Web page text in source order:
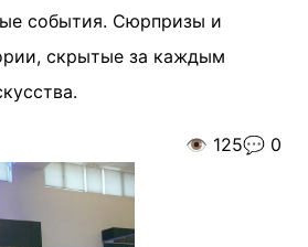
события. Сюрпризы и
скрытые за каждым
👁️ 125💬 0